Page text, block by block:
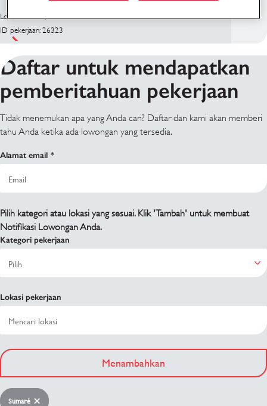
Lokasi: Sumaré, Brasil
ID pekerjaan: 26323
Daftar untuk mendapatkan
pemberitahuan pekerjaan
Tidak menemukan apa yang Anda cari? Daftar dan kami akan memberi
tahu Anda ketika ada lowongan yang tersedia.
Alamat email
Pilih kategori atau lokasi yang sesuai. Klik 'Tambah' untuk membuat
Notifikasi Lowongan Anda.
Kategori pekerjaan
Lokasi pekerjaan
Menambahkan
Sumaré